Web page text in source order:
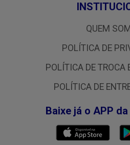
QUEM
POLÍTICA DE
POLÍTICA DE TROCA
POLÍTICA DE
Baixe já o APP